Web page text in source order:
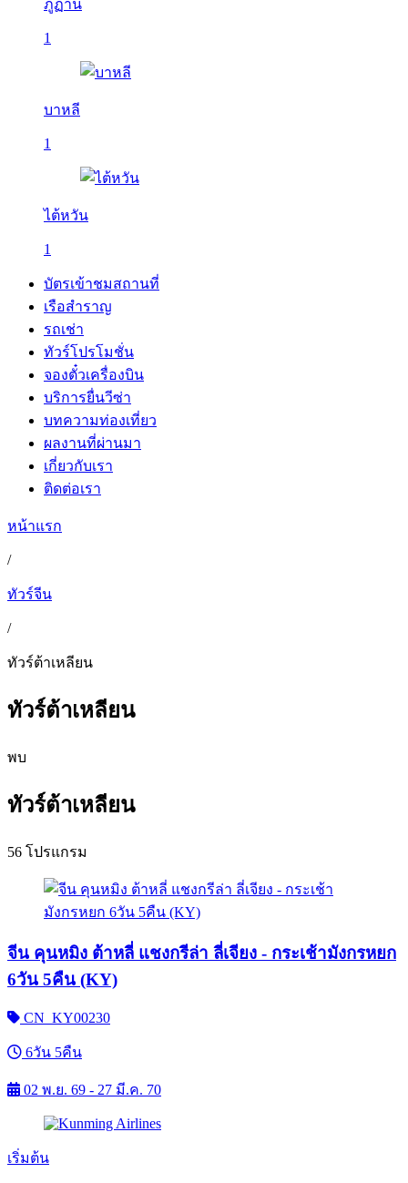
ภูฏาน
1
บาหลี
1
ไต้หวัน
1
บัตรเข้าชมสถานที่
เรือสำราญ
รถเช่า
ทัวร์โปรโมชั่น
จองตั๋วเครื่องบิน
บริการยื่นวีซ่า
บทความท่องเที่ยว
ผลงานที่ผ่านมา
เกี่ยวกับเรา
ติดต่อเรา
หน้าแรก
/
ทัวร์จีน
/
ทัวร์ต้าเหลียน
ทัวร์ต้าเหลียน
พบ
ทัวร์ต้าเหลียน
56 โปรแกรม
จีน คุนหมิง ต้าหลี่ แชงกรีล่า ลี่เจียง - กระเช้ามังกรหยก
6วัน 5คืน (KY)
CN_KY00230
6วัน 5คืน
02 พ.ย. 69 - 27 มี.ค. 70
เริ่มต้น